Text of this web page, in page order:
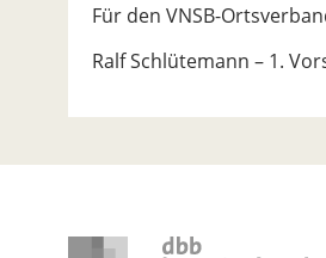
Für den VNSB-
Ralf Schlütemann – 1.